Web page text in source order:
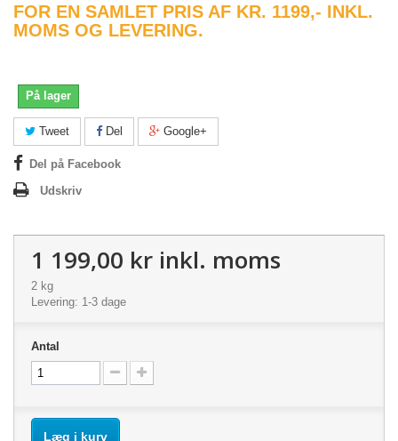
FOR EN SAMLET PRIS AF KR. 1199,- INKL.
MOMS OG LEVERING.
På lager
Tweet Del Google+
Del på Facebook
Udskriv
1 199,00 kr inkl. moms
2 kg
Levering: 1-3 dage
Antal
Læg i kurv